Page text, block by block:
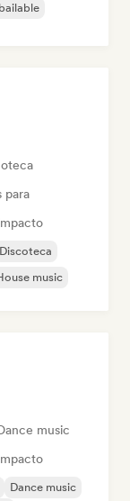
para
Discoteca
music
music
Dance music